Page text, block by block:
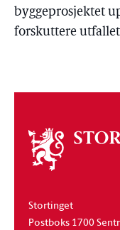
byggeprosjektet
forskuttere
Om
stortinget
Stortinget
Postboks 1700